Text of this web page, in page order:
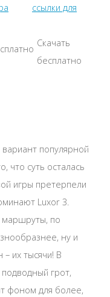
ссылки для
Скачать
бесплатно
популярной
что суть осталась
игры претерпели
Luxor 3.
маршруты, по
ну и
их тысячи! В
грот,
фоном для более,